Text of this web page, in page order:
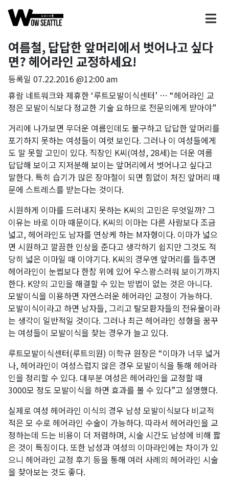
여름철, 답답한 앞머리에서 벗어나고 싶다
면? 헤어라인 교정하세요!
등록일 07.22.2016 @12:00 am
휴람 네트워크와 제휴한 ‘루트모발이식센터’ … “헤어라인 교
정은 모발이식보다 정교한 기술 요하므로 전문의에게 받아야”
거리에 나가보면 무더운 여름인데도 불구하고 답답한 앞머리를
포기하지 못하는 여성들이 여럿 보인다. 그러나 이 여성들에게
도 말 못할 고민이 있다. 직장인 K씨(여성, 28세)는 더운 여름
답답해 보이고 지저분해 보이는 앞머리에서 벗어나고 싶다고
말한다. 특히 습기가 많은 장마철이 되면 힘없이 처진 앞머리 때
문에 스트레스를 받는다는 것이다.
시원하게 이마를 드러내지 못하는 K씨의 고민은 무엇일까? 그
이유는 바로 이마 때문이다. K씨의 이마는 다른 사람보다 조금
넓고, 헤어라인도 남자를 연상케 하는 M자형이다. 이마가 넓으
면 시원하고 깔끔한 인상을 준다고 생각하기 쉽지만 그것도 적
당히 넓은 이마일 때 이야기다. K씨의 경우엔 앞머리를 들추면
헤어라인이 눈썹보다 한참 위에 있어 우스꽝스러워 보이기까지
한다. K양의 고민을 해결할 수 있는 방법이 없는 것은 아니다.
모발이식을 이용하면 자연스러운 헤어라인 교정이 가능하다.
모발이식이라고 하면 남자들, 그리고 탈모환자들의 전유물이라
는 생각이 일반적일 것이다. 그러나 최근 헤어라인 성형을 꿈꾸
는 여성들이 모발이식을 찾는 경우가 늘고 있다.
루트모발이식센터(루트의원) 이학규 원장은 “이마가 너무 넓거
나, 헤어라인이 여성스럽지 않은 경우 모발이식을 통해 헤어라
인을 정리할 수 있다. 대부분 여성은 헤어라인을 교정할 때
3000모 정도 모발이식을 하면 효과를 볼 수 있다”고 설명했다.
실제로 여성 헤어라인 이식의 경우 남성 모발이식보다 비교적
적은 모 수로 헤어라인 수술이 가능하다. 따라서 헤어라인을 교
정하는데 드는 비용이 더 저렴하며, 시술 시간도 남성에 비해 짧
은 것이 특징이다. 또한 남성과 여성의 이마라인에는 차이가 있
으니 헤어라인 교정 후기 등을 통해 여러 사례의 헤어라인 시술
을 찾아보는 것도 좋다.